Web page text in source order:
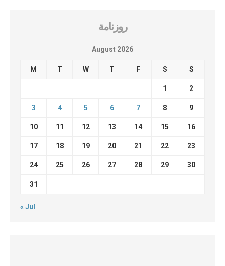
روزنامة
August 2026
M T W T F S S
1 2
3 4 5 6 7 8 9
10 11 12 13 14 15 16
17 18 19 20 21 22 23
24 25 26 27 28 29 30
31
« Jul